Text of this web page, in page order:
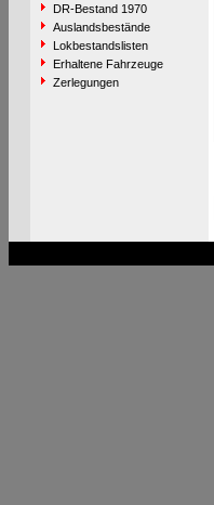
DR-Bestand 1970
Auslandsbestände
Lokbestandslisten
Erhaltene Fahrzeuge
Zerlegungen